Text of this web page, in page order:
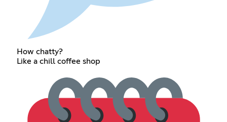
How chatty?
Like a chill coffee shop